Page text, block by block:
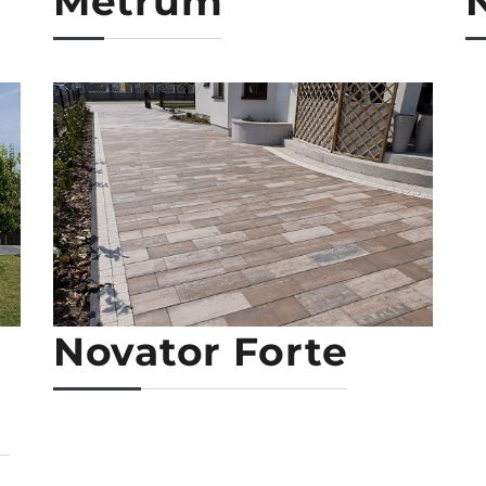
Novator Forte